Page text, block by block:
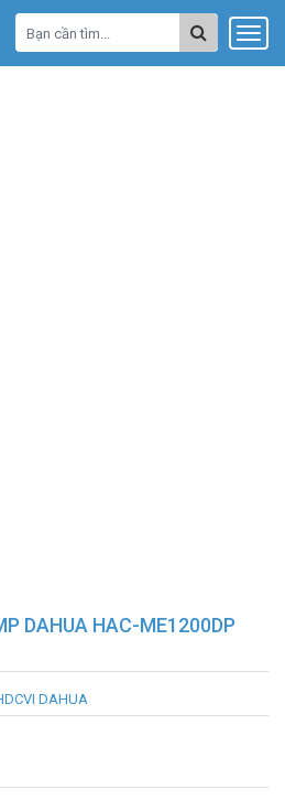
DAHUA HAC-ME1200DP
DAHUA